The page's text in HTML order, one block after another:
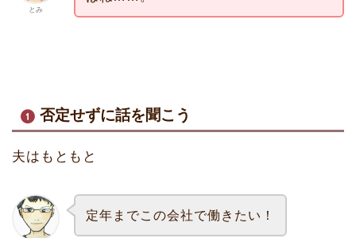
とみ
否定せずに話を聞こう
夫はもともと
定年までこの会社で働きたい！